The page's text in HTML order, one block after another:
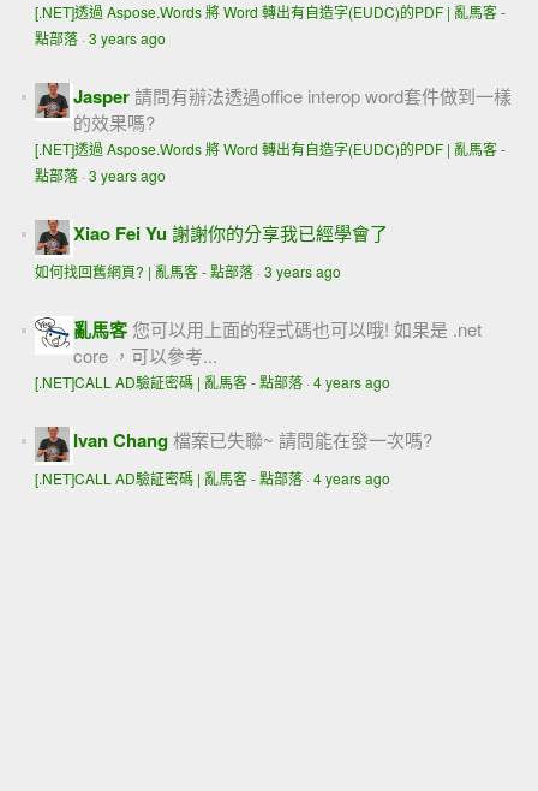
[.NET]透過 Aspose.Words 將 Word 轉出有自造字(EUDC)的PDF | 亂馬客 -
點部落· 3 years ago
Jasper請問有辦法透過office interop word套件做到一樣
的效果嗎?
[.NET]透過 Aspose.Words 將 Word 轉出有自造字(EUDC)的PDF | 亂馬客 -
點部落· 3 years ago
Xiao Fei Yu謝謝你的分享我已經學會了
如何找回舊網頁? | 亂馬客 - 點部落· 3 years ago
亂馬客 您可以用上面的程式碼也可以哦! 如果是 .net
core ，可以參考...
[.NET]CALL AD驗証密碼 | 亂馬客 - 點部落· 4 years ago
Ivan Chang檔案已失聯~ 請問能在發一次嗎?
[.NET]CALL AD驗証密碼 | 亂馬客 - 點部落· 4 years ago